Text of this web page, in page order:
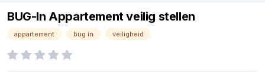
BUG-In Appartement veilig stellen
appartement bug in veiligheid